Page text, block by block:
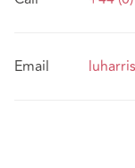
Email